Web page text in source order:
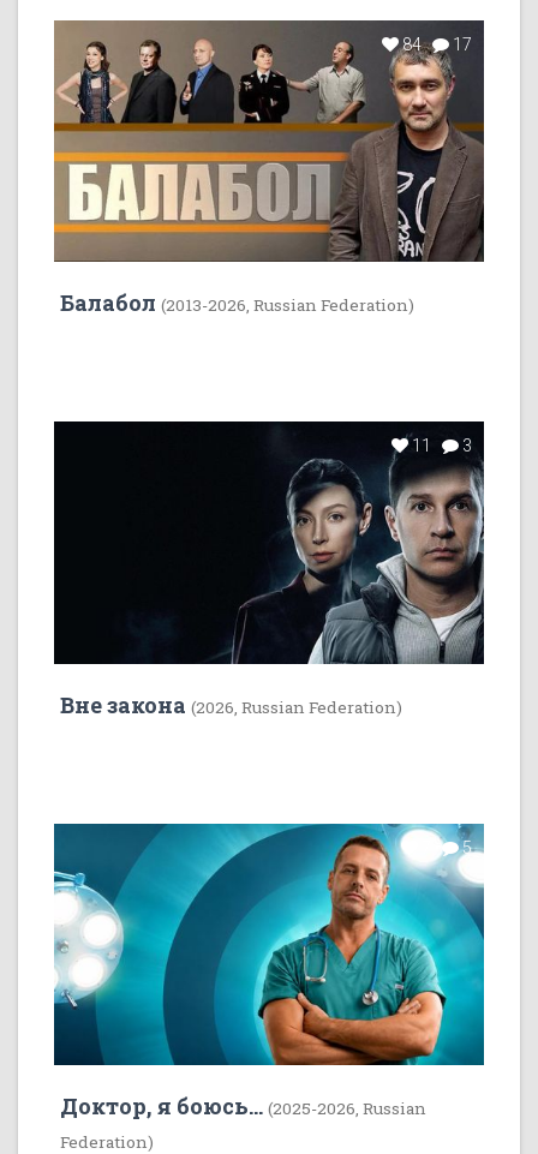
84 17
Балабол (2013-2026, Russian Federation)
11 3
Вне закона (2026, Russian Federation)
7 5
Доктор, я боюсь... (2025-2026, Russian
Federation)